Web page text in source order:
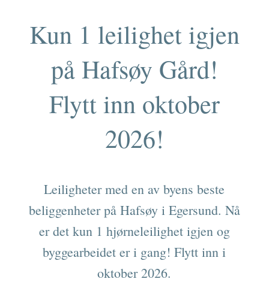
Kun 1 leilighet igjen
på Hafsøy Gård!
Flytt inn oktober
2026!
Leiligheter med en av byens beste
beliggenheter på Hafsøy i Egersund. Nå
er det kun 1 hjørneleilighet igjen og
byggearbeidet er i gang! Flytt inn i
oktober 2026.